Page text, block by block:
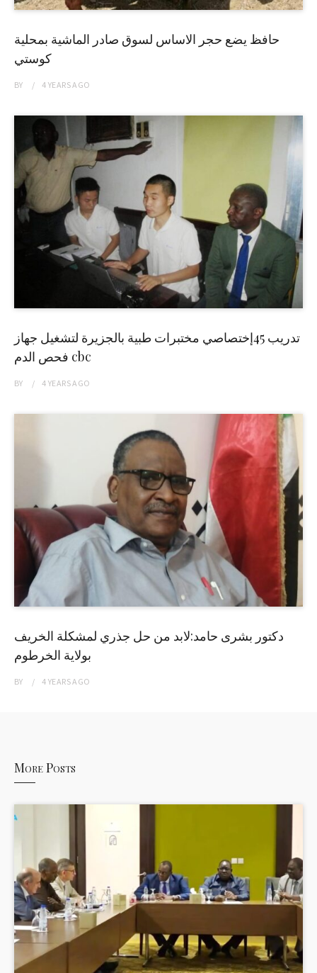
حافظ يضع حجر الاساس لسوق صادر الماشية بمحلية
كوستي
BY 4 YEARSAGO
تدريب 45إختصاصي مختبرات طبية بالجزيرة لتشغيل جهاز
فحص الدم cbc
BY 4 YEARSAGO
دكتور بشرى حامد:لابد من حل جذري لمشكلة الخريف
بولاية الخرطوم
BY 4 YEARSAGO
More Posts